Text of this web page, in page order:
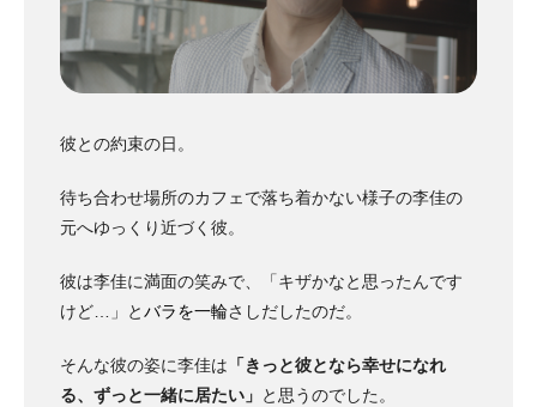
彼との約束の日。
待ち合わせ場所のカフェで落ち着かない様子の李佳の
元へゆっくり近づく彼。
彼は李佳に満面の笑みで、「キザかなと思ったんです
けど…」とバラを一輪さしだしたのだ。
そんな彼の姿に李佳は 「きっと彼となら幸せになれ
る、ずっと一緒に居たい」 と思うのでした。